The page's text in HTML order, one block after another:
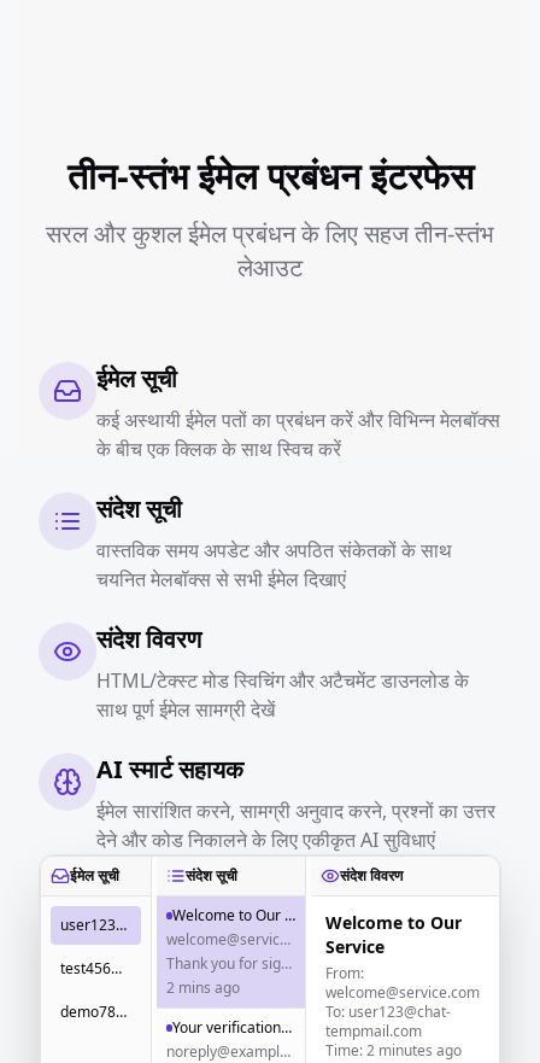
तीन-स्तंभ ईमेल प्रबंधन इंटरफेस
सरल और कुशल ईमेल प्रबंधन के लिए सहज तीन-स्तंभ
लेआउट
ईमेल सूची
कई अस्थायी ईमेल पतों का प्रबंधन करें और विभिन्न मेलबॉक्स
के बीच एक क्लिक के साथ स्विच करें
संदेश सूची
वास्तविक समय अपडेट और अपठित संकेतकों के साथ
चयनित मेलबॉक्स से सभी ईमेल दिखाएं
संदेश विवरण
HTML/टेक्स्ट मोड स्विचिंग और अटैचमेंट डाउनलोड के
साथ पूर्ण ईमेल सामग्री देखें
AI स्मार्ट सहायक
ईमेल सारांशित करने, सामग्री अनुवाद करने, प्रश्नों का उत्तर
देने और कोड निकालने के लिए एकीकृत AI सुविधाएं
ईमेल सूची
user123@chat-tempmail.com
test456@temp-email.io
demo789@disposable.email
संदेश सूची
Welcome to Our Service
welcome@service.com
Thank you for signing up! Here's how to get started...
2 mins ago
Your verification code
noreply@example.com
संदेश विवरण
Welcome to Our
Service
From:
welcome@service.com
To: user123@chat-
tempmail.com
Time: 2 minutes ago